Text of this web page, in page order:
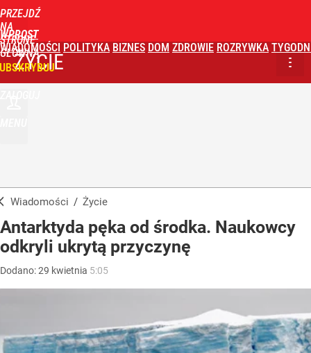
PRZEJDŹ
NA
STRONĘ
GŁÓWNĄ
WPROST
WIADOMOŚCI POLITYKA BIZNES DOM ZDROWIE ROZRYWKA
ŻYCIE
Wiadomości / Życie
Antarktyda pęka od środka. Naukowcy
odkryli ukrytą przyczynę
Dodano:29 kwietnia 5:05